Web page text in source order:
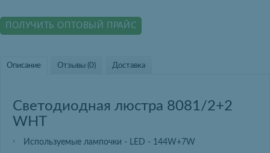
ПОЛУЧИТЬ ОПТОВЫЙ ПРАЙС
Описание Отзывы (0) Доставка
Светодиодная люстра 8081/2+2
WHT
Используемые лампочки - LED - 144W+7W